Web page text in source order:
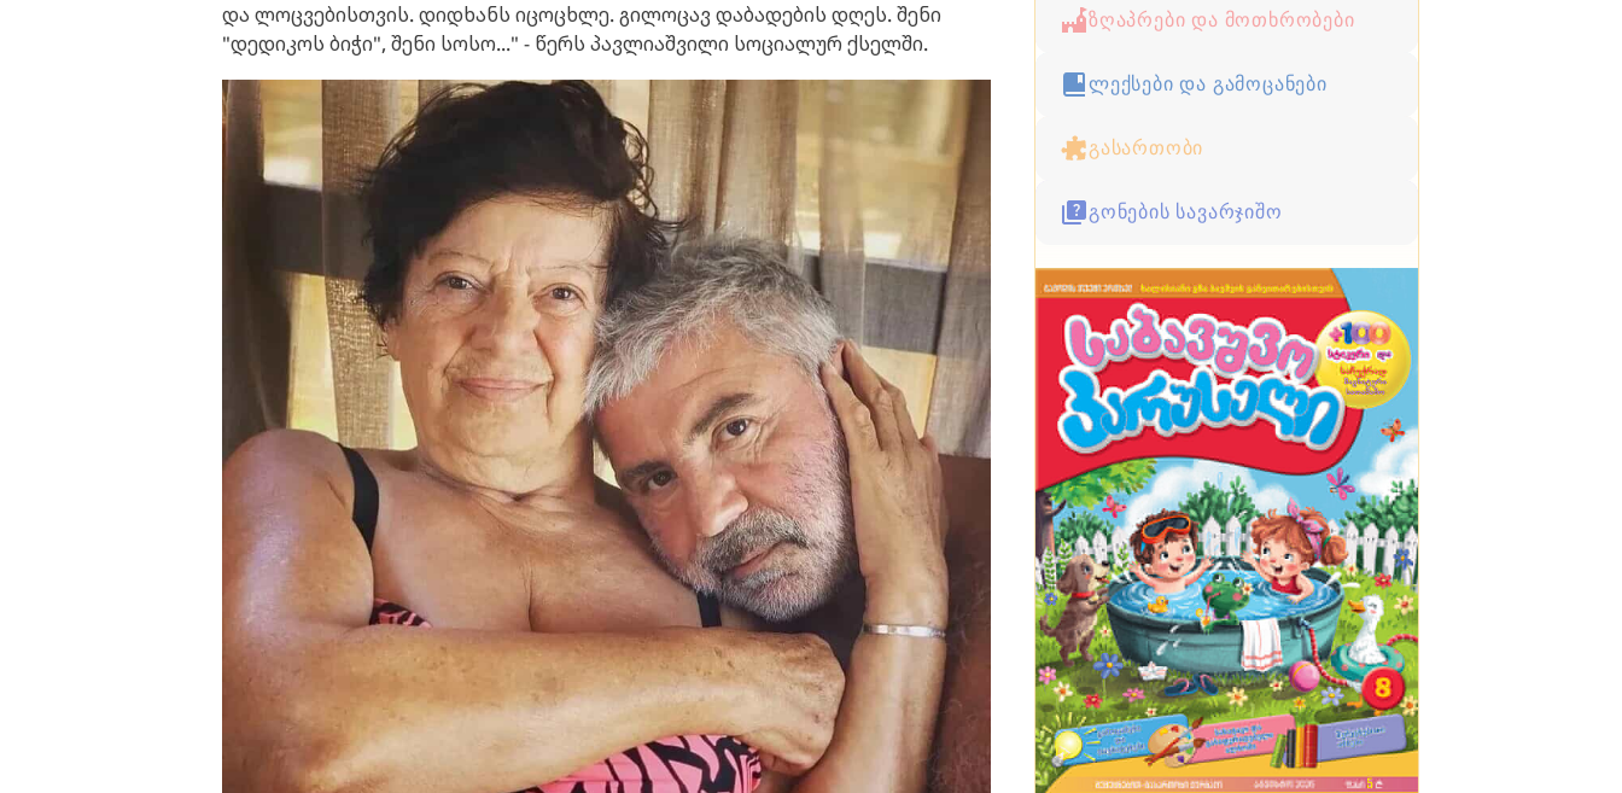
და ლოცვებისთვის. დიდხანს იცოცხლე. გილოცავ დაბადების დღეს. შენი
"დედიკოს ბიჭი", შენი სოსო..." - წერს პავლიაშვილი სოციალურ ქსელში.
ზღაპრები და მოთხრობები
ლექსები და გამოცანები
გასართობი
გონების სავარჯიშო